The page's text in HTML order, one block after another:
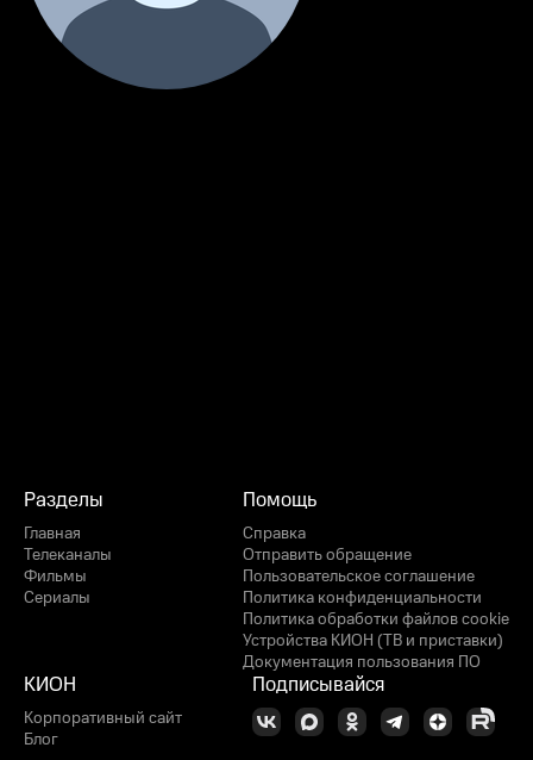
Разделы
Главная
Телеканалы
Фильмы
Сериалы
Помощь
Справка
Отправить обращение
Пользовательское соглашение
Политика конфиденциальности
Политика обработки файлов cookie
Устройства КИОН (ТВ и приставки)
Документация пользования ПО
КИОН
Корпоративный сайт
Блог
Подписывайся